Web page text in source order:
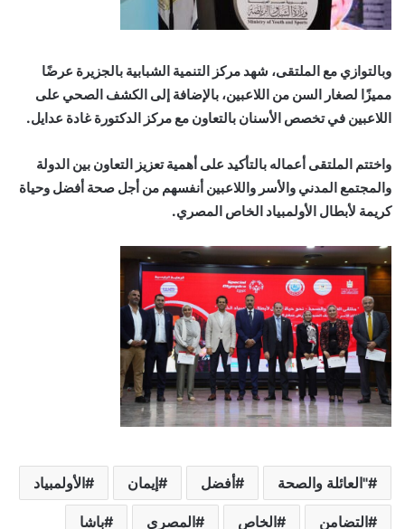
وبالتوازي مع الملتقى، شهد مركز التنمية الشبابية بالجزيرة عرضًا
مميزًا لصغار السن من اللاعبين، بالإضافة إلى الكشف الصحي على
اللاعبين في تخصص الأسنان بالتعاون مع مركز الدكتورة غادة عدايل.
واختتم الملتقى أعماله بالتأكيد على أهمية تعزيز التعاون بين الدولة
والمجتمع المدني والأسر واللاعبين أنفسهم من أجل صحة أفضل وحياة
كريمة لأبطال الأولمبياد الخاص المصري.
"العائلة والصحة أفضل إيمان الأولمبياد
التضامن الخاص المصري باشا